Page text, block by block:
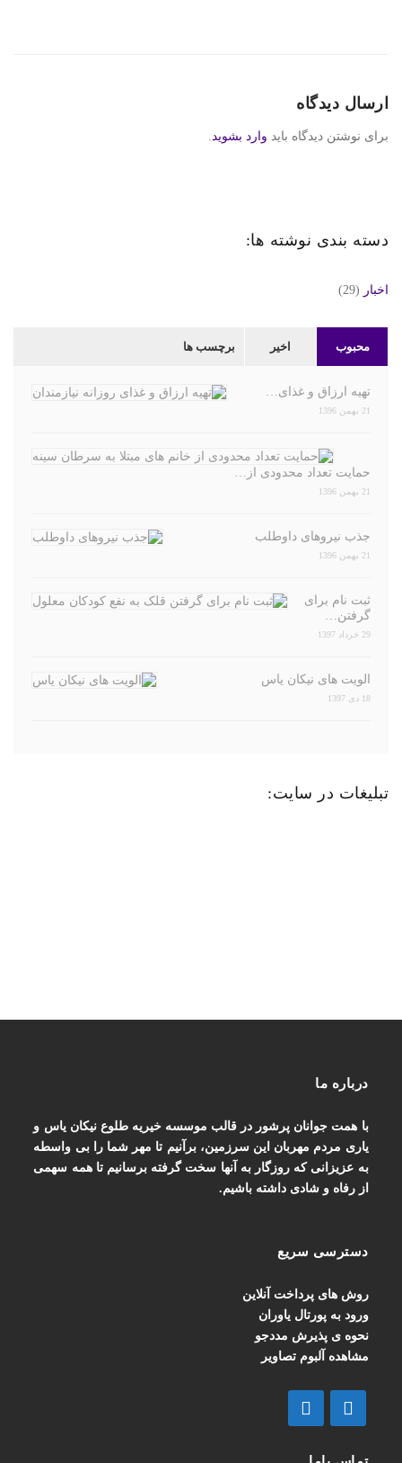
ارسال دیدگاه
برای نوشتن دیدگاه باید وارد بشوید.
دسته بندی نوشته ها:
اخبار (29)
محبوب اخیر برچسب ها
تهیه ارزاق و غذای…
21 بهمن 1396
حمایت تعداد محدودی از…
21 بهمن 1396
جذب نیروهای داوطلب
21 بهمن 1396
ثبت نام برای
گرفتن…
29 خرداد 1397
الویت های نیکان یاس
18 دی 1397
تبلیغات در سایت:
درباره ما
با همت جوانان پرشور در قالب موسسه خیریه طلوع نیکان یاس و
یاری مردم مهربان این سرزمین، برآنیم تا مهر شما را بی واسطه
به عزیزانی که روزگار به آنها سخت گرفته برسانیم تا همه سهمی
از رفاه و شادی داشته باشیم.
دسترسی سریع
روش های پرداخت آنلاین
ورود به پورتال یاوران
نحوه ی پذیرش مددجو
مشاهده آلبوم تصاویر